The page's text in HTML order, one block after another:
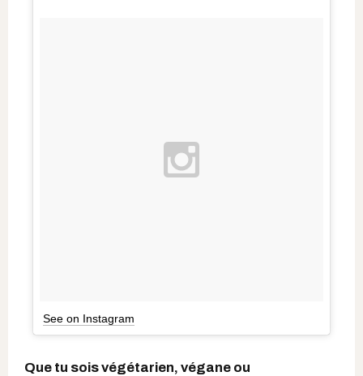
See on Instagram
Que tu sois végétarien, végane ou